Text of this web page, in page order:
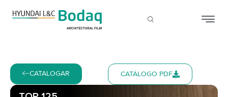
CATALOGAR CATÁLOGO PDF